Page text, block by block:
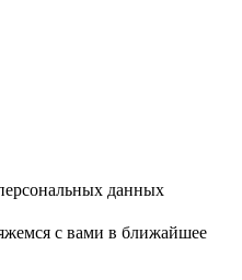
данных
с вами в ближайшее